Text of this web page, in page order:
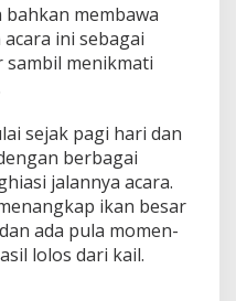
membawa
ini sebagai
menikmati
sejak pagi hari dan
berbagai
jalannya acara.
ikan besar
ada pula momen-
lolos dari kail.